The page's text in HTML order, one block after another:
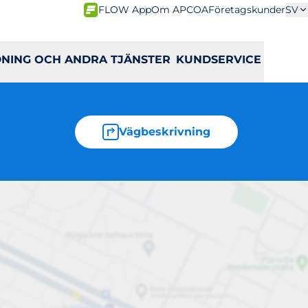
FLOW AppOm APCOAFöretagskunderSV
OCH ANDRA TJÄNSTER KUNDSERVICE
Vägbeskrivning